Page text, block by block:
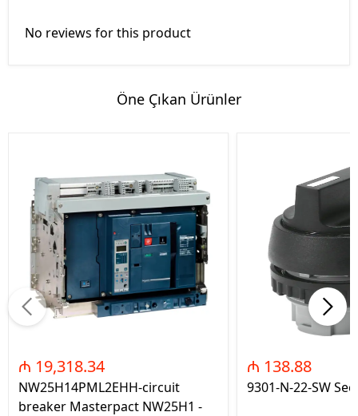
No reviews for this product
Öne Çıkan Ürünler
₼ 19,318.34
NW25H14PML2EHH-circuit
breaker Masterpact NW25H1 -
₼ 138.88
9301-N-22-SW